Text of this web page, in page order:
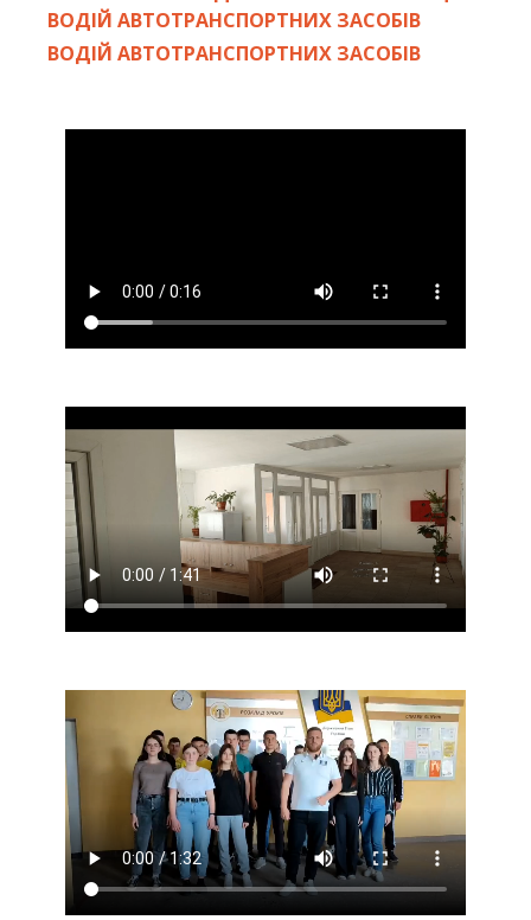
ВОДІЙ АВТОТРАНСПОРТНИХ ЗАСОБІВ
ВОДІЙ АВТОТРАНСПОРТНИХ ЗАСОБІВ